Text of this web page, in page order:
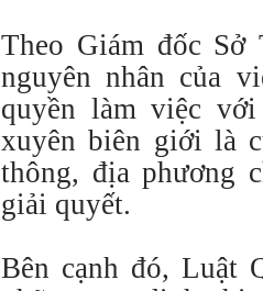
Theo Giám đốc Sở
nguyên nhân của
quyền làm việc
xuyên biên giới là
thông, địa phương
giải quyết.
Bên cạnh đó, Luật